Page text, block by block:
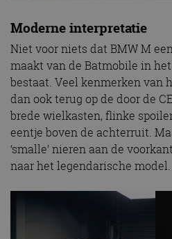
Moderne interpretatie
Niet voor niets dat BMW M
maakt van de Batmobile in
bestaat. Veel kenmerken van
dan ook terug op de door de
brede wielkasten, flinke
eentje boven de achterruit.
‘smalle’ nieren aan de
naar het legendarische model.